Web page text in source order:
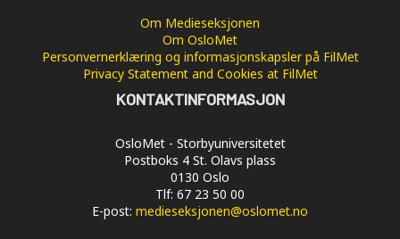
Om Medieseksjonen
Om OsloMet
Personvernerklæring og informasjonskapsler på FilMet
Privacy Statement and Cookies at FilMet
KONTAKTINFORMASJON
OsloMet - Storbyuniversitetet
Postboks 4 St. Olavs plass
0130 Oslo
Tlf: 67 23 50 00
E-post: medieseksjonen@oslomet.no